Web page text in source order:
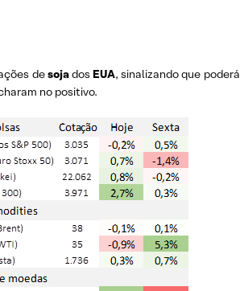
desojados EUA, sinalizando que poderá
no positivo.